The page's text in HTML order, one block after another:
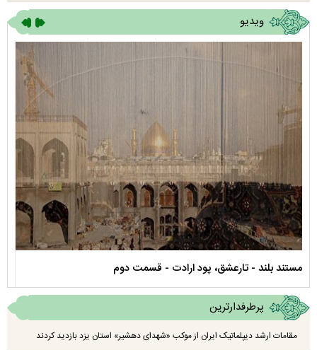
ویدیو
مستند بلند - تارعشق، پود ارادت - قسمت دوم
پرطرفدارترین
مقامات ارشد دیپلماتیک ایران از موکب «شهدای دهشیر» استان یزد بازدید کردند